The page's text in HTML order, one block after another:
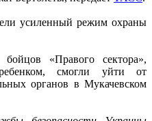
усиленный режим охраны
«Правого сектора»,
смогли уйти от
органов в Мукачевском